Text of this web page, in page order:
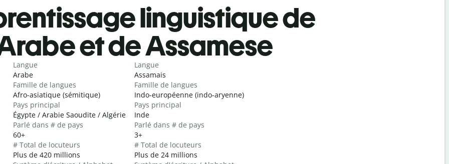
linguistique de
et de Assamese
Langue
Arabe
Famille de langues
Afro-asiatique (sémitique)
Pays principal
Égypte / Arabie Saoudite / Algérie
Parlé dans # de pays
60+
# Total de locuteurs
Plus de 420 millions
Langue
Assamais
Famille de langues
Indo-européenne (indo-aryenne)
Pays principal
Inde
Parlé dans # de pays
3+
# Total de locuteurs
Plus de 24 millions